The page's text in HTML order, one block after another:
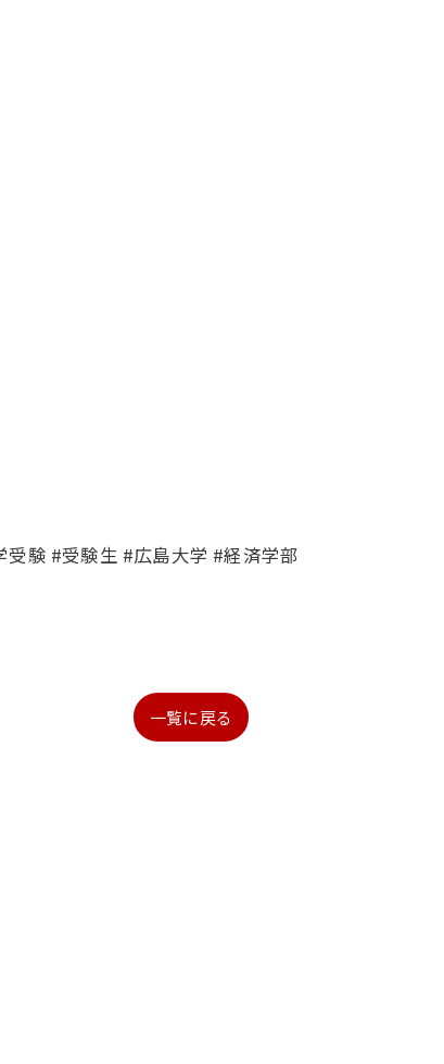
験 #受験生 #広島大学 #経済学部
一覧に戻る